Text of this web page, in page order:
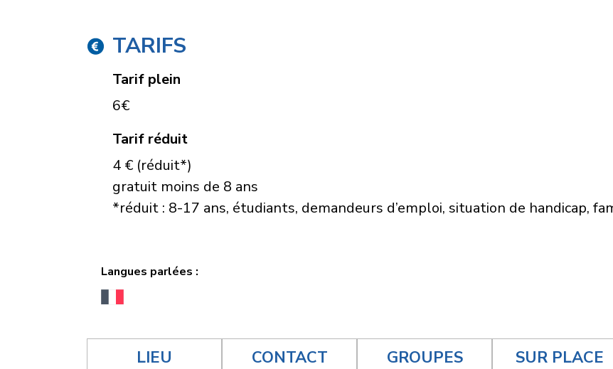
TARIFS
Tarif plein
6€
Tarif réduit
4 € (réduit*)
gratuit moins de 8 ans
*réduit : 8-17 ans, étudiants, demandeurs d’emploi, situation de handicap,
Langues parlées :
LIEU CONTACT GROUPES SUR PLACE